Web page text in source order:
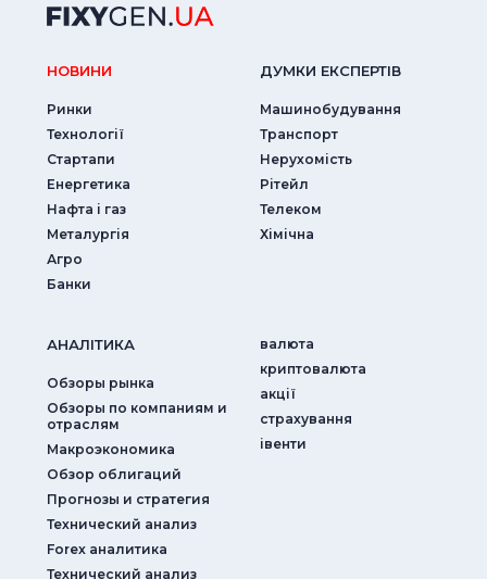
НОВИНИ
Ринки
Технології
Стартапи
Енергетика
Нафта і газ
Металургія
Агро
Банки
ДУМКИ ЕКСПЕРТIВ
Машинобудування
Транспорт
Нерухомість
Рітейл
Телеком
Хімічна
АНАЛIТИКА
Обзоры рынка
Обзоры по компаниям и
отраслям
Макроэкономика
Обзор облигаций
Прогнозы и стратегия
Технический анализ
Forex аналитика
Технический анализ
валюта
криптовалюта
акції
страхування
iвенти